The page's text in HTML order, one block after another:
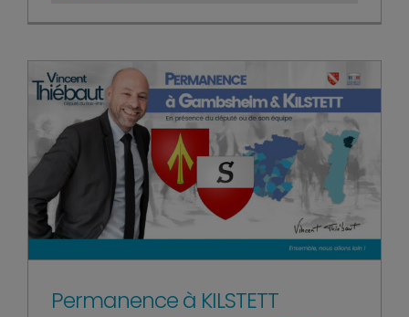
Permanence à KILSTETT